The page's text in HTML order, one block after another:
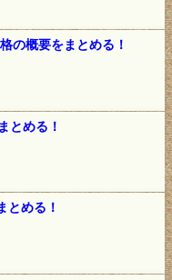
の概要をまとめる！
とめる！
とめる！